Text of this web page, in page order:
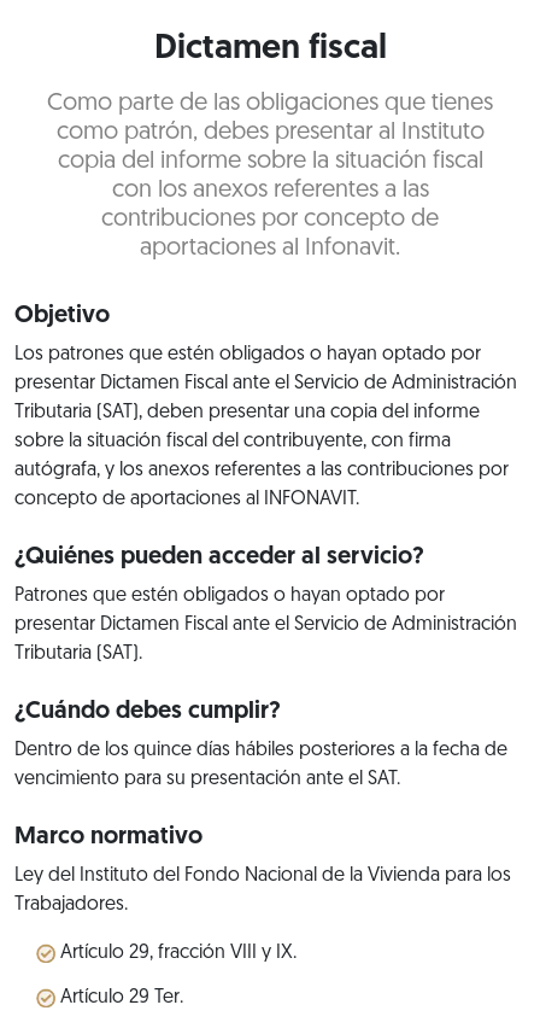
Dictamen fiscal
Como parte de las obligaciones que tienes
como patrón, debes presentar al Instituto
copia del informe sobre la situación fiscal
con los anexos referentes a las
contribuciones por concepto de
aportaciones al Infonavit.
Objetivo
Los patrones que estén obligados o hayan optado por
presentar Dictamen Fiscal ante el Servicio de Administración
Tributaria (SAT), deben presentar una copia del informe
sobre la situación fiscal del contribuyente, con firma
autógrafa, y los anexos referentes a las contribuciones por
concepto de aportaciones al INFONAVIT.
¿Quiénes pueden acceder al servicio?
Patrones que estén obligados o hayan optado por
presentar Dictamen Fiscal ante el Servicio de Administración
Tributaria (SAT).
¿Cuándo debes cumplir?
Dentro de los quince días hábiles posteriores a la fecha de
vencimiento para su presentación ante el SAT.
Marco normativo
Ley del Instituto del Fondo Nacional de la Vivienda para los
Trabajadores.
Artículo 29, fracción VIII y IX.
Artículo 29 Ter.